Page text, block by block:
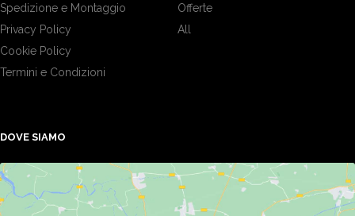
Spedizione e Montaggio
Privacy Policy
Cookie Policy
Termini e Condizioni
Offerte
All
DOVE SIAMO